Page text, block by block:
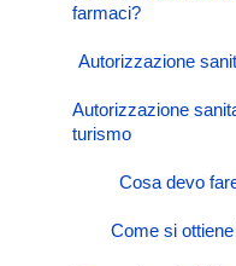
farmaci?
Autorizzazione
Autorizzazione
turismo
Cosa devo
Come si